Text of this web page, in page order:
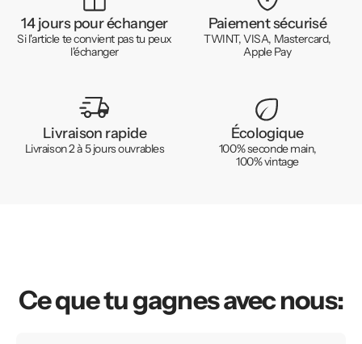
14 jours pour échanger
Si l'article te convient pas tu peux
l'échanger
Paiement sécurisé
TWINT, VISA, Mastercard,
Apple Pay
Livraison rapide
Livraison 2 à 5 jours ouvrables
Écologique
100% seconde main,
100% vintage
Ce que tu gagnes avec nous: